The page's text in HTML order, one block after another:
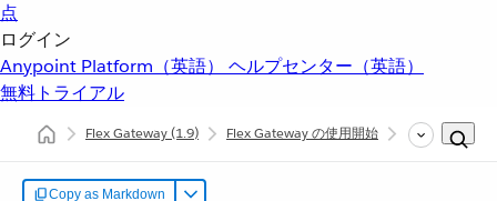
点
ログイン
Anypoint Platform（英語） ヘルプセンター（英語）
無料トライアル
Flex Gateway(1.9) Flex Gateway の使用開始 CloudHub 2.0
Copy as Markdown